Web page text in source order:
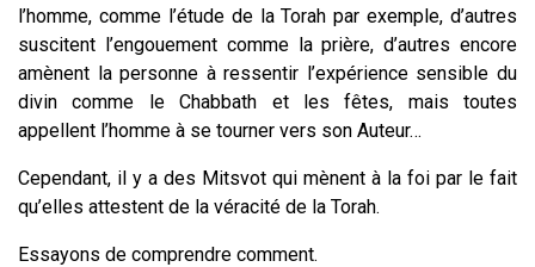
l’homme, comme l’étude de la Torah par exemple, d’autres
suscitent l’engouement comme la prière, d’autres encore
amènent la personne à ressentir l’expérience sensible du
divin comme le Chabbath et les fêtes, mais toutes
appellent l’homme à se tourner vers son Auteur…
Cependant, il y a des Mitsvot qui mènent à la foi par le fait
qu’elles attestent de la véracité de la Torah.
Essayons de comprendre comment.